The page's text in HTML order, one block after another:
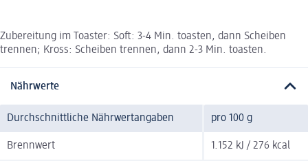
Zubereitung im Toaster: Soft: 3-4 Min. toasten, dann Scheiben
trennen; Kross: Scheiben trennen, dann 2-3 Min. toasten.
Nährwerte
Durchschnittliche Nährwertangaben pro 100 g
Brennwert 1.152 kJ / 276 kcal